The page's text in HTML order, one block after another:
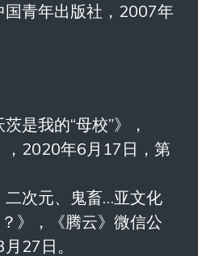
国青年出版社，2007年
是我的“母校”》，
，2020年6月17日，第
二次元、鬼畜…亚文化
》，《腾云》微信公
27日。